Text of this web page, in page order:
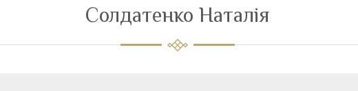
Солдатенко Наталія